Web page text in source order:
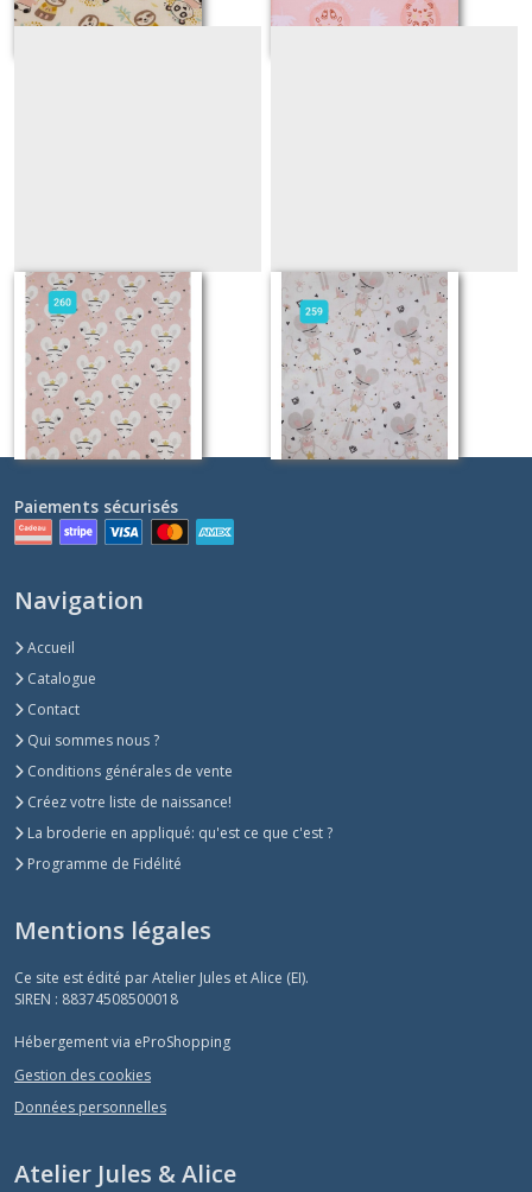
260
Sur demande
259
Sur demande
Paiements sécurisés
Navigation
Accueil
Catalogue
Contact
Qui sommes nous ?
Conditions générales de vente
Créez votre liste de naissance!
La broderie en appliqué: qu'est ce que c'est ?
Programme de Fidélité
Mentions légales
Ce site est édité par Atelier Jules et Alice (EI).
SIREN : 88374508500018
Hébergement via eProShopping
Gestion des cookies
Données personnelles
Atelier Jules & Alice